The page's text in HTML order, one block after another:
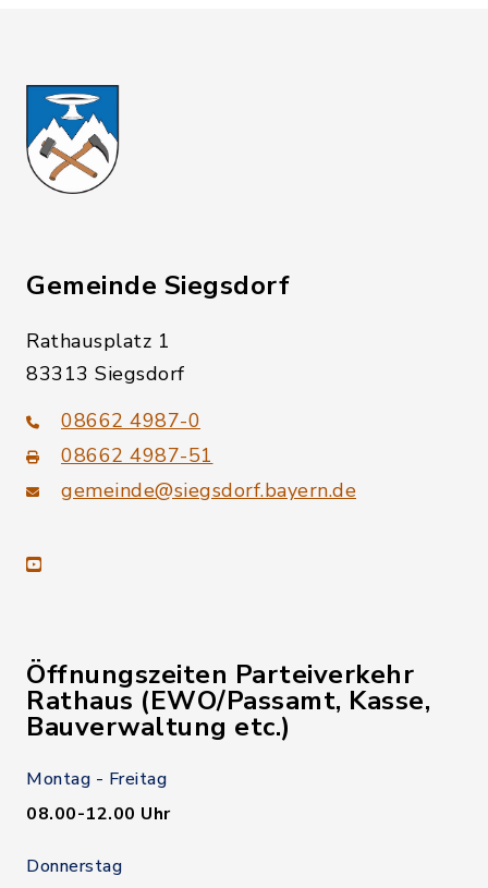
Gemeinde Siegsdorf
Rathausplatz 1
83313 Siegsdorf
08662 4987-0
08662 4987-51
gemeinde@siegsdorf.bayern.de
youtube
Öffnungszeiten Parteiverkehr
Rathaus (EWO/Passamt, Kasse,
Bauverwaltung etc.)
Montag - Freitag
08.00-12.00 Uhr
Donnerstag